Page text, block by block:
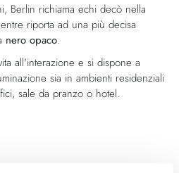
Berlin richiama echi decò nella
riporta ad una più decisa
nero opaco.
all'interazione e si dispone a
sia in ambienti residenziali
sale da pranzo o hotel.